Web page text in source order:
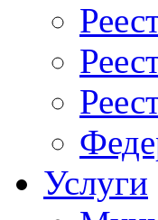
Услуги